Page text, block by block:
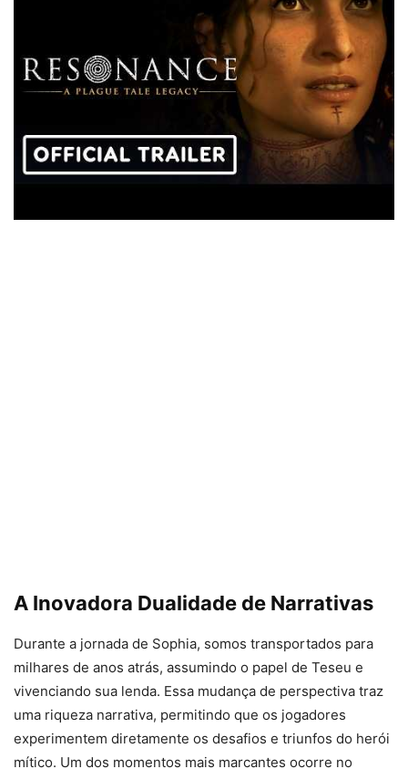
A Inovadora Dualidade de Narrativas
Durante a jornada de Sophia, somos transportados para
milhares de anos atrás, assumindo o papel de Teseu e
vivenciando sua lenda. Essa mudança de perspectiva traz
uma riqueza narrativa, permitindo que os jogadores
experimentem diretamente os desafios e triunfos do herói
mítico. Um dos momentos mais marcantes ocorre no